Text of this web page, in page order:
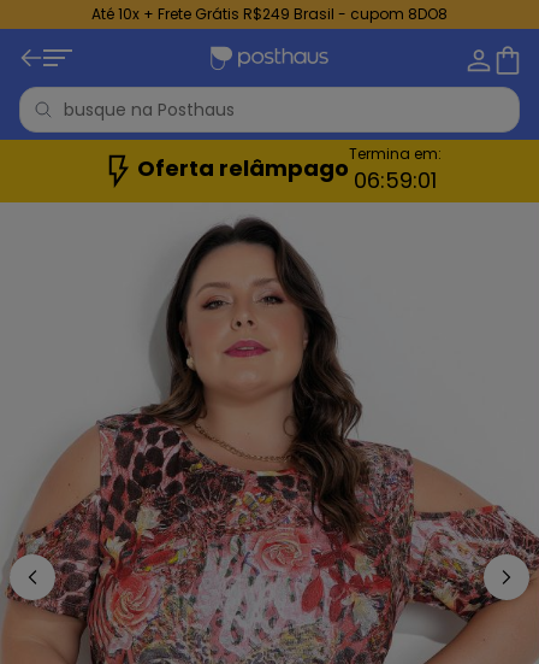
Até 10x + Frete Grátis R$249 Brasil - cupom 8DO8
Oferta relâmpagoTermina em:
06:58:58